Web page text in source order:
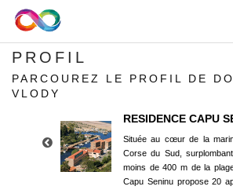
PROFIL
PARCOUREZ LE PROFIL DE
VLODY
RESIDENCE CAPU
Située au cœur de la
Corse du Sud,
moins de 400 m de la
Capu Seninu propose 20